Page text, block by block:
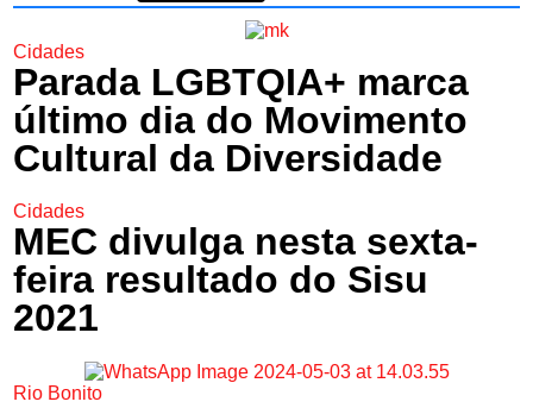
Cidades
Parada LGBTQIA+ marca
último dia do Movimento
Cultural da Diversidade
Cidades
MEC divulga nesta sexta-
feira resultado do Sisu
2021
Rio Bonito